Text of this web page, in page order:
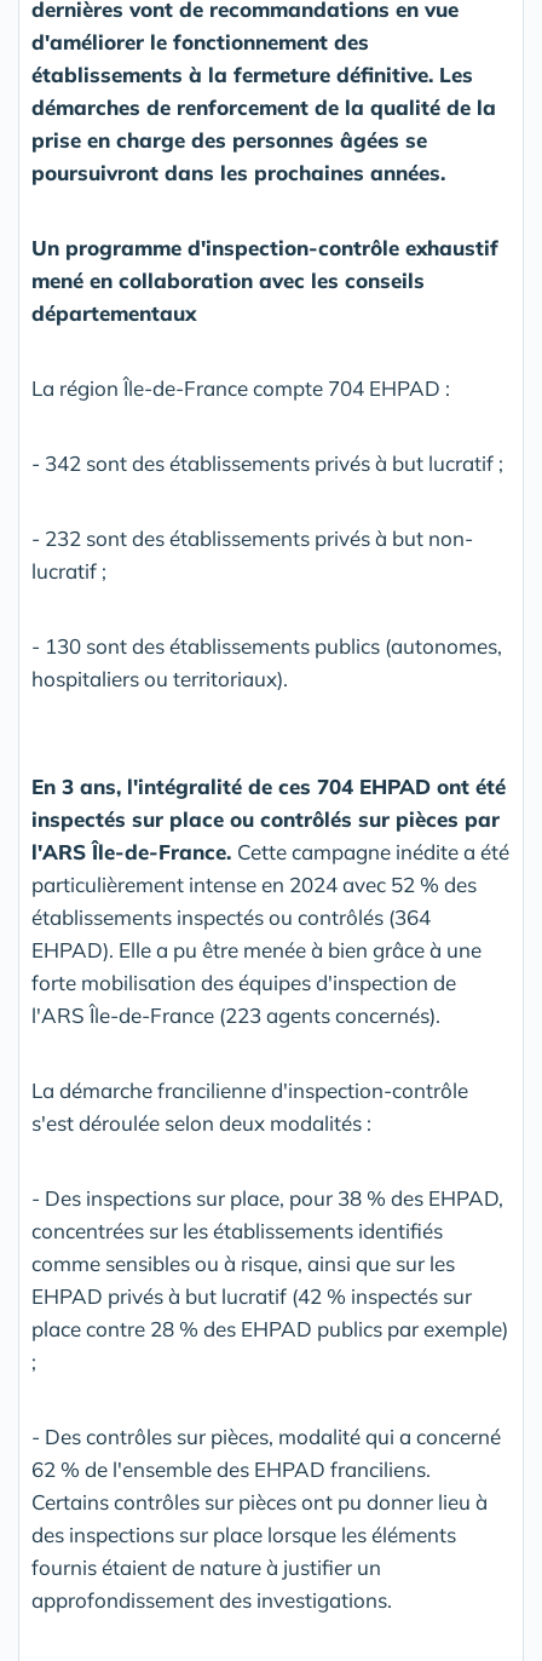
dernières vont de recommandations en vue
d'améliorer le fonctionnement des
établissements à la fermeture définitive. Les
démarches de renforcement de la qualité de la
prise en charge des personnes âgées se
poursuivront dans les prochaines années.
Un programme d'inspection-contrôle exhaustif
mené en collaboration avec les conseils
départementaux
La région Île-de-France compte 704 EHPAD :
- 342 sont des établissements privés à but lucratif ;
- 232 sont des établissements privés à but non-
lucratif ;
- 130 sont des établissements publics (autonomes,
hospitaliers ou territoriaux).
En 3 ans, l'intégralité de ces 704 EHPAD ont été
inspectés sur place ou contrôlés sur pièces par
l'ARS Île-de-France. Cette campagne inédite a été
particulièrement intense en 2024 avec 52 % des
établissements inspectés ou contrôlés (364
EHPAD). Elle a pu être menée à bien grâce à une
forte mobilisation des équipes d'inspection de
l'ARS Île-de-France (223 agents concernés).
La démarche francilienne d'inspection-contrôle
s'est déroulée selon deux modalités :
- Des inspections sur place, pour 38 % des EHPAD,
concentrées sur les établissements identifiés
comme sensibles ou à risque, ainsi que sur les
EHPAD privés à but lucratif (42 % inspectés sur
place contre 28 % des EHPAD publics par exemple)
;
- Des contrôles sur pièces, modalité qui a concerné
62 % de l'ensemble des EHPAD franciliens.
Certains contrôles sur pièces ont pu donner lieu à
des inspections sur place lorsque les éléments
fournis étaient de nature à justifier un
approfondissement des investigations.